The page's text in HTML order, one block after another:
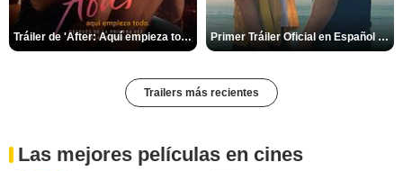
Tráiler de 'After: Aquí empieza todo' Primer Tráiler Oficial en Español de 'Heartstopper Forever'
Trailers más recientes
Las mejores películas en cines